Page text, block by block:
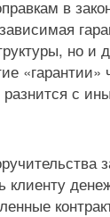
в
но
разнится с
клиенту